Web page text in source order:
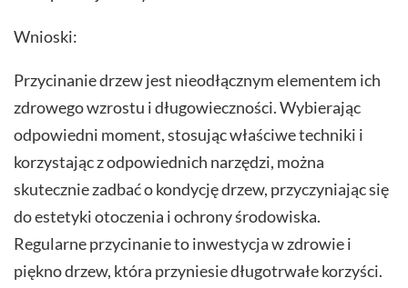
Wnioski:
Przycinanie drzew jest nieodłącznym elementem ich
zdrowego wzrostu i długowieczności. Wybierając
odpowiedni moment, stosując właściwe techniki i
korzystając z odpowiednich narzędzi, można
skutecznie zadbać o kondycję drzew, przyczyniając się
do estetyki otoczenia i ochrony środowiska.
Regularne przycinanie to inwestycja w zdrowie i
piękno drzew, która przyniesie długotrwałe korzyści.